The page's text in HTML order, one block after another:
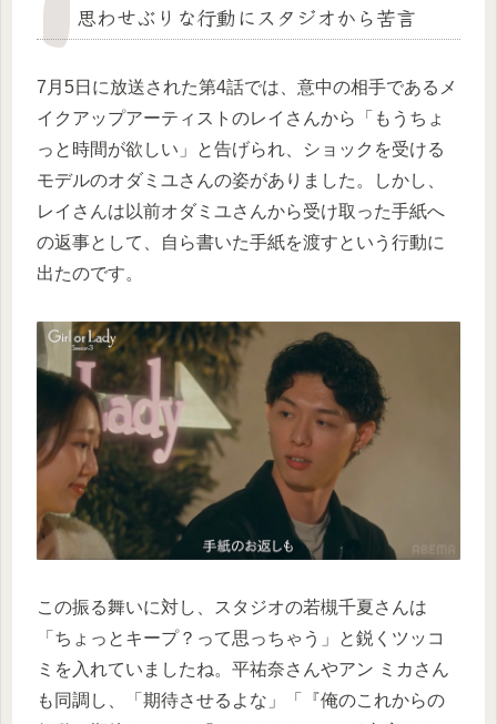
思わせぶりな行動にスタジオから苦言
7月5日に放送された第4話では、意中の相手であるメ
イクアップアーティストのレイさんから「もうちょ
っと時間が欲しい」と告げられ、ショックを受ける
モデルのオダミユさんの姿がありました。しかし、
レイさんは以前オダミユさんから受け取った手紙へ
の返事として、自ら書いた手紙を渡すという行動に
出たのです。
この振る舞いに対し、スタジオの若槻千夏さんは
「ちょっとキープ？って思っちゃう」と鋭くツッコ
ミを入れていましたね。平祐奈さんやアン ミカさん
も同調し、「期待させるよな」「『俺のこれからの